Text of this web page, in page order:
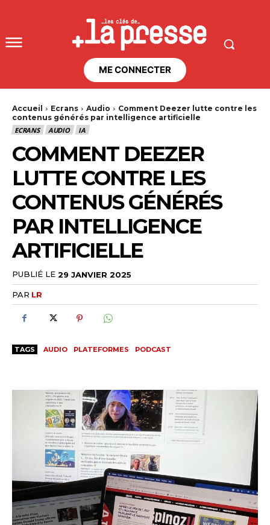
ME CONNECTER
Accueil Ecrans Audio
Comment Deezer lutte contre les
contenus générés par intelligence artificielle
ECRANS
AUDIO IA
COMMENT DEEZER
LUTTE CONTRE LES
CONTENUS GÉNÉRÉS
PAR INTELLIGENCE
ARTIFICIELLE
PUBLIÉ LE 29 JANVIER 2025
PAR LR
TAGS AUDIO PLATEFORMES PODCAST